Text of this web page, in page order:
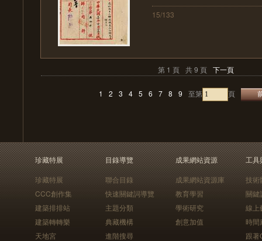
15/133
第 1 頁 共 9 頁 下一頁
1 2 3 4 5 6 7 8 9 至第 頁
珍藏特展
珍藏特展
CCC創作集
建築排排站
建築轉轉樂
天地宮
目錄導覽
聯合目錄
快速關鍵詞導覽
主題分類
典藏機構
進階搜尋
成果網站資源
成果網站資源庫
教育學習
學術研究
創意加值
工具
技術
關鍵
線上
時間
跟